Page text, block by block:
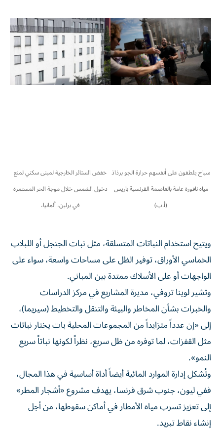
سياح يلطفون على أنفسهم حرارة الجو برذاذ
مياه نافورة عامة بالعاصمة الفرنسية باريس
(أ.ب)
خفض الستائر الخارجية لمبنى سكني لمنع
دخول الشمس خلال موجة الحر المستمرة
في برلين، ألمانيا،
ويتيح استخدام النباتات المتسلقة، مثل نبات الجنجل أو اللبلاب
الخماسي الأوراق، توفير الظل على مساحات واسعة، سواء على
الواجهات أو على الأسلاك ممتدة بين المباني.
وتشير لوينا تروفي، مديرة المشاريع في مركز الدراسات
والخبرات بشأن المخاطر والبيئة والتنقل والتخطيط (سيريما)،
إلى «إن عدداً متزايداً من المجموعات المحلية بات يختار نباتات
مثل القفزات، لما توفره من ظل سريع، نظراً لكونها نباتاً سريع
النمو».
وتُشكل إدارة الموارد المائية أيضاً أداة أساسية في هذا المجال،
ففي ليون، جنوب شرق فرنسا، يهدف مشروع «أشجار المطر»
إلى تعزيز تسرب مياه الأمطار في أماكن سقوطها، من أجل
إنشاء نقاط تبريد.